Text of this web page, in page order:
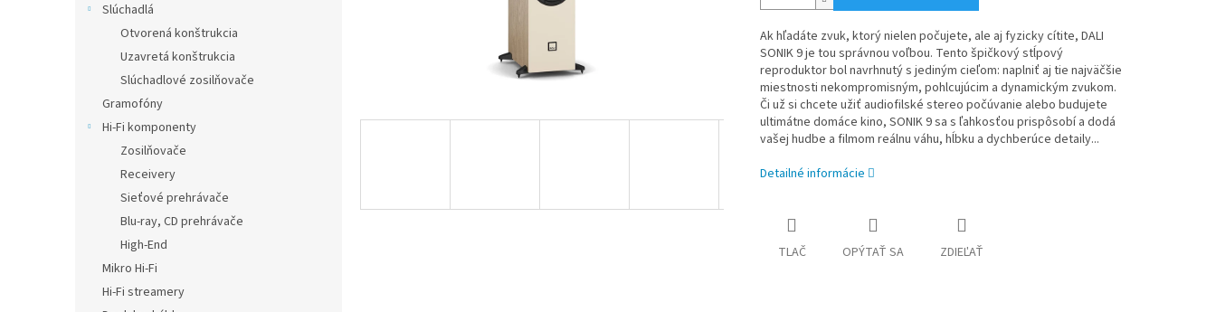
Slúchadlá
Otvorená konštrukcia
Uzavretá konštrukcia
Slúchadlové zosilňovače
Gramofóny
Hi-Fi komponenty
Zosilňovače
Receivery
Sieťové prehrávače
Blu-ray, CD prehrávače
High-End
Mikro Hi-Fi
Hi-Fi streamery
Ak hľadáte zvuk, ktorý nielen počujete, ale aj fyzicky cítite, DALI
SONIK 9 je tou správnou voľbou. Tento špičkový stĺpový
reproduktor bol navrhnutý s jediným cieľom: naplniť aj tie najväčšie
miestnosti nekompromisným, pohlcujúcim a dynamickým zvukom.
Či už si chcete užiť audiofilské stereo počúvanie alebo budujete
ultimátne domáce kino, SONIK 9 sa s ľahkosťou prispôsobí a dodá
vašej hudbe a filmom reálnu váhu, hĺbku a dychberúce detaily...
Detailné informácie
TLAČ OPÝTAŤ SA ZDIEĽAŤ